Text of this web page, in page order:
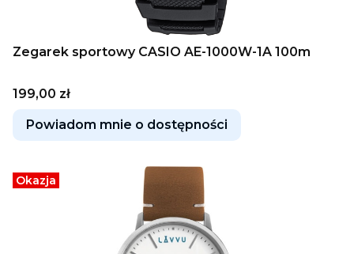
Zegarek sportowy CASIO AE-1000W-1A 100m
Cena
199,00 zł
Powiadom mnie o dostępności
Okazja